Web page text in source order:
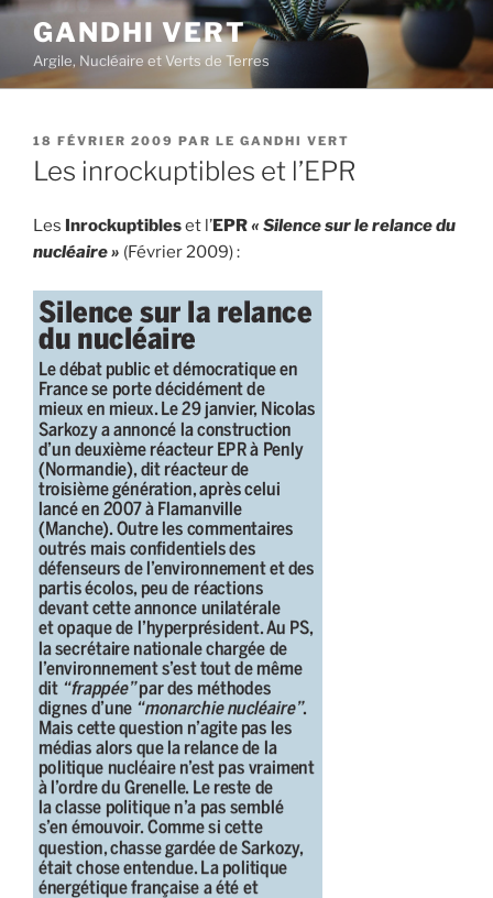
Aller
contenu
principal
GANDHI VERT
Argile, Nucléaire et Verts de Terres
PUBLIÉ
LE
18 FÉVRIER 2009 PAR LE GANDHI VERT
Les inrockuptibles et l’EPR
Les Inrockuptibleset l’EPR« Silence sur le relance du
nucléaire » (Février 2009) :